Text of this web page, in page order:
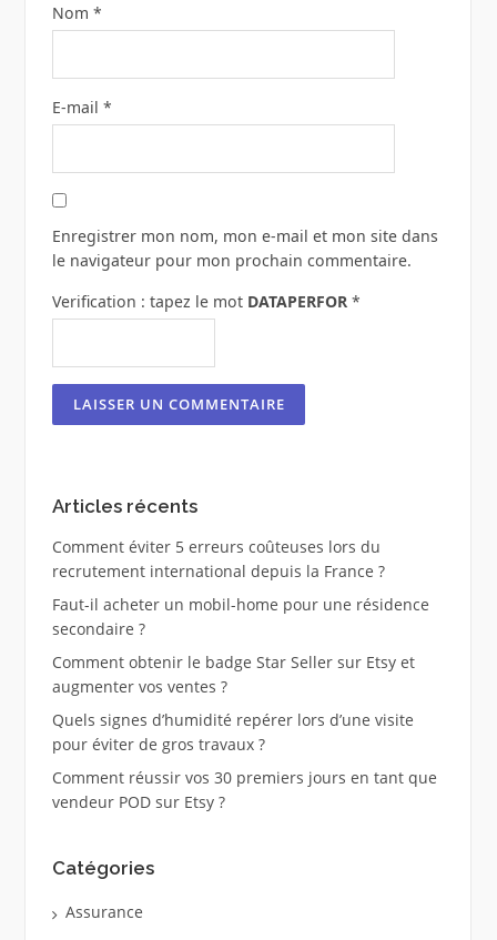
Nom *
E-mail *
Enregistrer mon nom, mon e-mail et mon site dans
le navigateur pour mon prochain commentaire.
Verification : tapez le mot DATAPERFOR *
Articles récents
Comment éviter 5 erreurs coûteuses lors du
recrutement international depuis la France ?
Faut-il acheter un mobil-home pour une résidence
secondaire ?
Comment obtenir le badge Star Seller sur Etsy et
augmenter vos ventes ?
Quels signes d’humidité repérer lors d’une visite
pour éviter de gros travaux ?
Comment réussir vos 30 premiers jours en tant que
vendeur POD sur Etsy ?
Catégories
Assurance